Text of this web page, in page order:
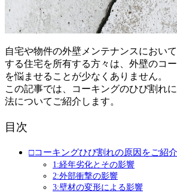
自宅や物件の外壁メンテナンスにおい
する住宅を所有する方々は、外壁のコ
を悩ませることが少なくありません。
この記事では、コーキングのひび割れ
法についてご紹介します。
目次
□コーキングひび割れの原因をご紹介
1:経年劣化とその影響
2:外部衝撃の影響
3:壁材の変形による影響